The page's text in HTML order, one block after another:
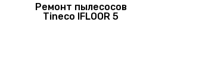
Ремонт пылесосов
Tineco IFLOOR 5